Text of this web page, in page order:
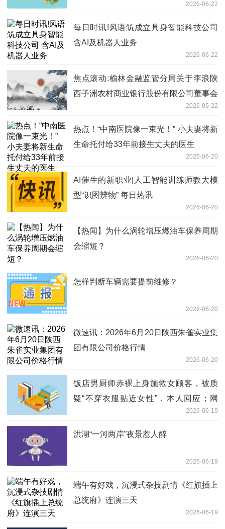
2026-06-22
每日时讯!风语筑成立具身智能科技公司
含AI及机器人业务
2026-06-22
焦点滚动:榆林金融监管分局关于李浪陕
西子洲农村商业银行股份有限公司董事会
2026-06-22
热点！“中南医院像一束光！” 小夫妻将新
生命托付给33年前接生丈夫的医生
2026-06-20
AI催生的新职业|人工智能训练师教大模
型“识图辨物” 每日热讯
2026-06-20
【热闻】为什么涡轮增压燃油车保养周期
会缩短？
2026-06-20
怎样判断车辆需要提前维修？
2026-06-20
微速讯：2026年6月20日陕西朱雀实业集
团有限公司价格行情
2026-06-20
饭店男厨师赤裸上身施救女顾客，被质
疑“不穿衣服贴近女性”，本人回应；网
2026-06-19
洪湖“一河两岸”夜景惹人醉
2026-06-19
端午有好戏，沉浸式杂技剧情《红旗插上
总统府》连演三天
2026-06-19